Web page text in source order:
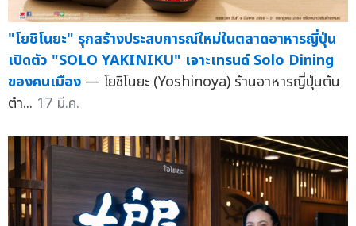
"โยชิโนยะ" รุกสร้างประสบการณ์ใหม่ในตลาดอาหารญี่ปุ่น
เปิดตัว "SOLO YAKINIKU" เจาะเทรนด์ Solo Dining
ของคนเมือง — โยชิโนยะ (Yoshinoya) ร้านอาหารญี่ปุ่นต้น
ตำ... 17 มี.ค.